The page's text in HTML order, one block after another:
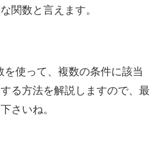
関数と言えます。
使って、複数の条件に該当
る方法を解説しますので、最
さいね。